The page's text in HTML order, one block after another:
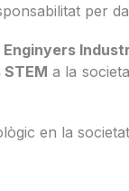
per
a la
en la